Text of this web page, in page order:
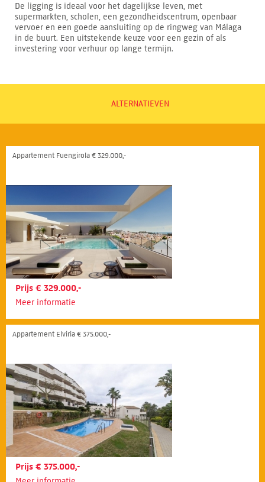
De ligging is ideaal voor het dagelijkse leven, met
supermarkten, scholen, een gezondheidscentrum, openbaar
vervoer en een goede aansluiting op de ringweg van Málaga
in de buurt. Een uitstekende keuze voor een gezin of als
investering voor verhuur op lange termijn.
ALTERNATIEVEN
Appartement Fuengirola € 329.000,-
Prijs € 329.000,-
Meer informatie
Appartement Elviria € 375.000,-
Prijs € 375.000,-